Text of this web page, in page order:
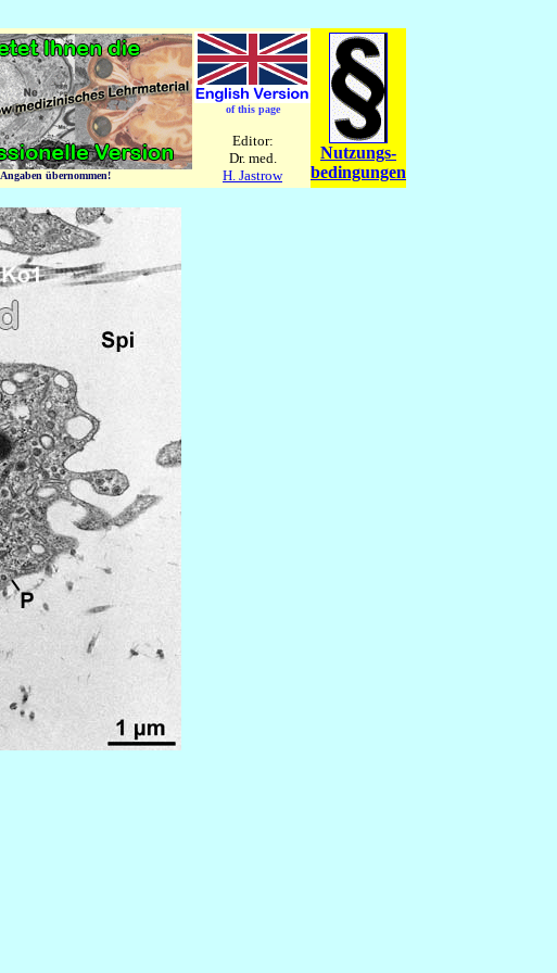
übernommen!
of this page
Editor:
Dr. med.
H. Jastrow
Nutzungs-
bedingungen